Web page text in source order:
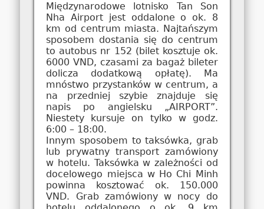
Międzynarodowe lotnisko Tan Son
Nha Airport jest oddalone o ok. 8
km od centrum miasta. Najtańszym
sposobem dostania się do centrum
to autobus nr 152 (bilet kosztuje ok.
6000 VND, czasami za bagaż bileter
dolicza dodatkową opłatę). Ma
mnóstwo przystanków w centrum, a
na przedniej szybie znajduje się
napis po angielsku „AIRPORT”.
Niestety kursuje on tylko w godz.
6:00 – 18:00.
Innym sposobem to taksówka, grab
lub prywatny transport zamówiony
w hotelu. Taksówka w zależności od
docelowego miejsca w Ho Chi Minh
powinna kosztować ok. 150.000
VND. Grab zamówiony w nocy do